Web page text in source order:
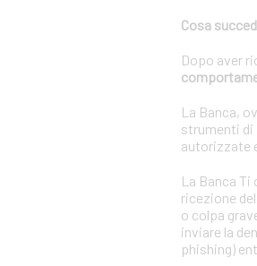
Cosa
Dopo aver
La Banca,
strumenti di
autorizzate
La Banca
ricezione
o colpa
inviare la
phishing)